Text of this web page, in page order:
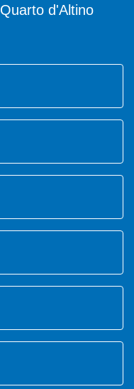
Quarto d'Altino